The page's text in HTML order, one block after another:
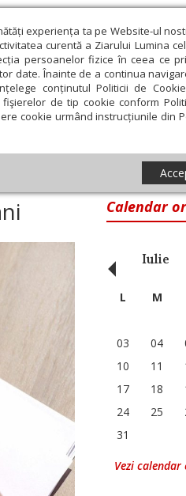
experiența ta pe Website-ul
curentă a Ziarului Lumina
persoanelor fizice în ceea ce
date. Înainte de a continua
conținutul Politicii de
de tip cookie conform
cookie urmând instrucțiunile din
Societate
Religie și știință
Opinii
Calendar
Iulie
‹ L M
03
04
10
11
17
18
24
25
31
Vezi